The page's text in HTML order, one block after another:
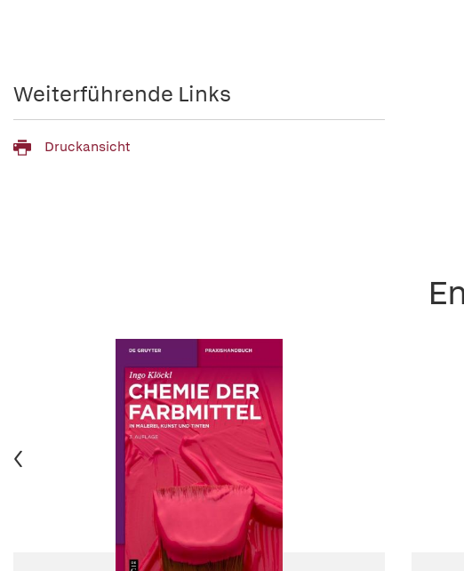
Weiterführende Links
Druckansicht